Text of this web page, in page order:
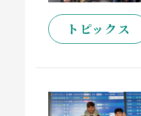
トピックス